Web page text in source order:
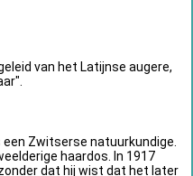
van het Latijnse augere,
Zwitserse natuurkundige.
haardos. In 1917
dat hij wist dat het later